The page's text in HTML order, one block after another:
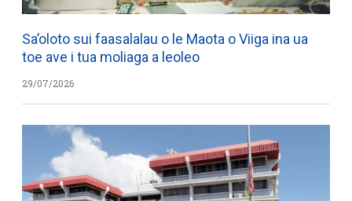
Sa’oloto sui faasalalau o le Maota o Viiga ina ua
toe ave i tua moliaga a leoleo
29/07/2026